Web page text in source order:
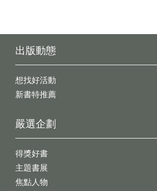
出版動態
想找好活動
新書特推薦
嚴選企劃
得獎好書
主題書展
焦點人物